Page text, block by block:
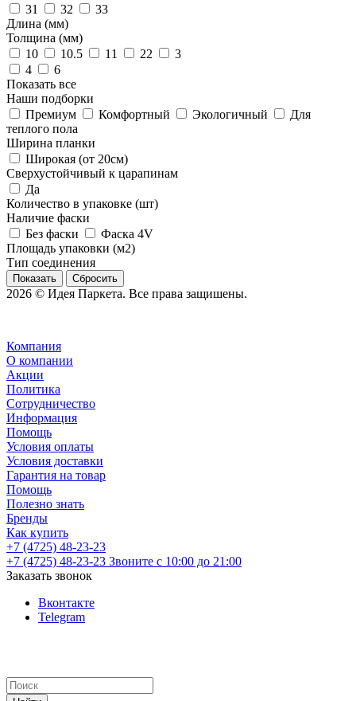
31
32
33
Длина (мм)
Толщина (мм)
10
10.5 11 22
3
4
6
Показать все
Наши подборки
Премиум
Комфортный Экологичный
Для
теплого пола
Ширина планки
Широкая (от 20см)
Сверхустойчивый к царапинам
Да
Количество в упаковке (шт)
Наличие фаски
Без фаски
Фаска 4V
Площадь упаковки (м2)
Тип соединения
Сбросить
2026 © Идея Паркета. Все права защишены.
Компания
О компании
Акции
Политика
Сотрудничество
Информация
Помощь
Условия оплаты
Условия доставки
Гарантия на товар
Помощь
Полезно знать
Бренды
Как купить
+7 (4725) 48-23-23
+7 (4725) 48-23-23 Звоните с 10:00 до 21:00
Заказать звонок
Вконтакте
Telegram